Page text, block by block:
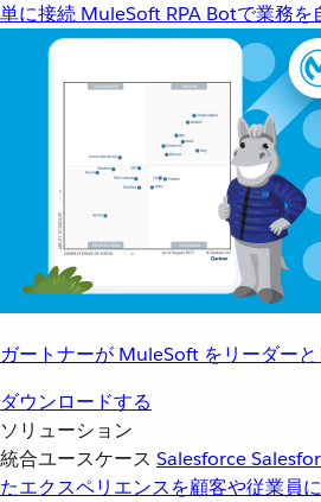
単に接続 MuleSoft RPA Botで業務を
ガートナーが MuleSoft をリーダー
ダウンロードする
ソリューション
統合ユースケース Salesforce
たエクスペリエンスを顧客や従業員